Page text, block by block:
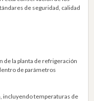
de seguridad, calidad
de la planta de refrigeración
de parámetros
incluyendo temperaturas de